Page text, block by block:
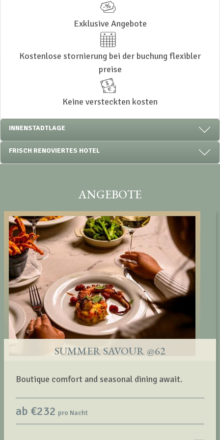
Exklusive Angebote
Kostenlose stornierung bei der buchung flexibler
preise
Keine versteckten kosten
INNENSTADTLAGE
FRISCH RENOVIERTES HOTEL
ANGEBOTE
SUMMER SAVOUR @62
Boutique comfort and seasonal dining await.
ab €232 pro Nacht